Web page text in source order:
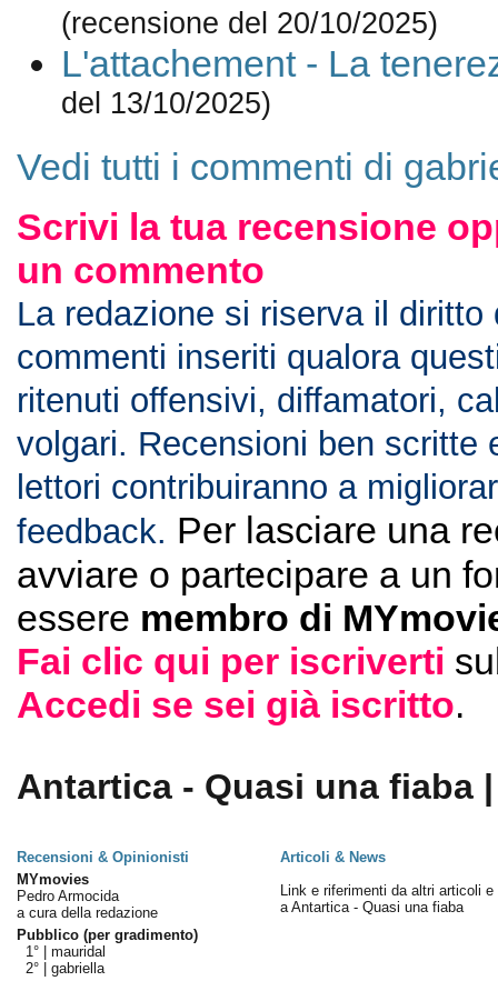
(recensione del 20/10/2025)
L'attachement - La
del 13/10/2025)
Vedi tutti i commenti di
Scrivi la tua recensione
un commento
La redazione si riserva il diritto
commenti inseriti qualora
ritenuti offensivi, diffamatori,
volgari. Recensioni ben scritte
lettori contribuiranno a
feedback. Per lasciare una
avviare o partecipare a un
essere membro di
Fai clic qui per iscriverti
Accedi se sei già iscritto.
Antartica - Quasi una fiaba
Recensioni & Opinionisti
Articoli & News
MYmovies
Pedro Armocida
a cura della redazione
Pubblico (per gradimento)
1° | mauridal
2° | gabriella
Link e riferimenti da altri articoli e
a Antartica - Quasi una fiaba